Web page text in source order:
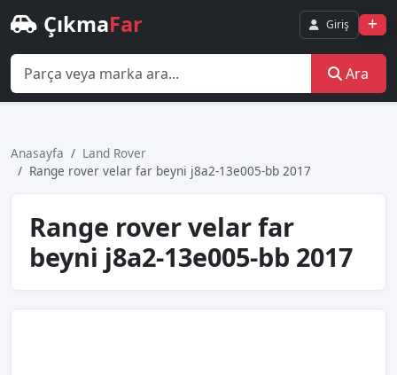
ÇıkmaFar Giriş
Ara
Anasayfa
Land Rover
Range rover velar far beyni̇ j8a2-13e005-bb 2017
Range rover velar far
beyni̇ j8a2-13e005-bb 2017